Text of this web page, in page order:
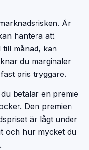
Är
hantera att
månad, kan
du marginaler
pris tryggare.
betalar en premie
Den premien
är lågt under
och hur mycket du